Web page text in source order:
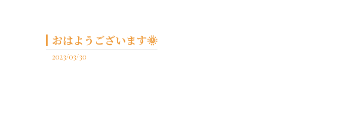
おはようございます🌞
2023/03/30